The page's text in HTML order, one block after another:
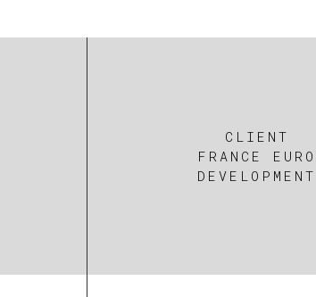
CLIENT
FRANCE EURO
DEVELOPMENT